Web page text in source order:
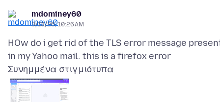
mdominey60
3/13/26, 10:26 AM
HOw do i get rid of the TLS error message
Συνημμένα στιγμιότυπα